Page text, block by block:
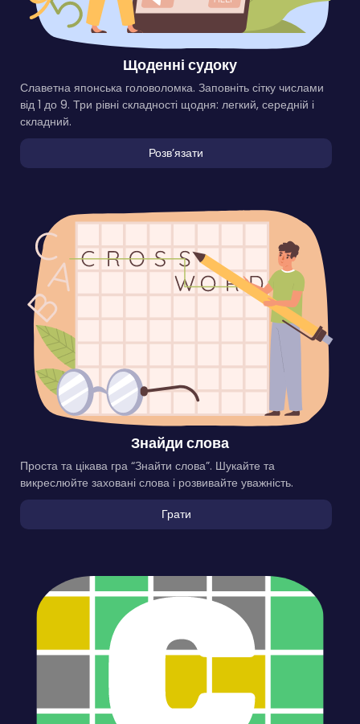
Щоденні судоку
Славетна японська головоломка. Заповніть сітку числами
від 1 до 9. Три рівні складності щодня: легкий, середній і
складний.
Розвʼязати
Знайди слова
Проста та цікава гра “Знайти слова”. Шукайте та
викреслюйте заховані слова і розвивайте уважність.
Грати